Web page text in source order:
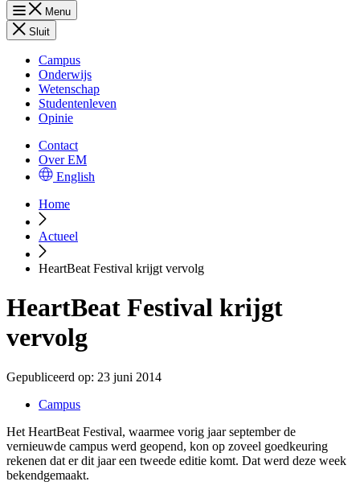
Menu
Sluit
Campus
Onderwijs
Wetenschap
Studentenleven
Opinie
Contact
Over EM
English
Home
Actueel
HeartBeat Festival krijgt vervolg
HeartBeat Festival krijgt
vervolg
Gepubliceerd op: 23 juni 2014
Campus
Het HeartBeat Festival, waarmee vorig jaar september de
vernieuwde campus werd geopend, kon op zoveel goedkeuring
rekenen dat er dit jaar een tweede editie komt. Dat werd deze week
bekendgemaakt.